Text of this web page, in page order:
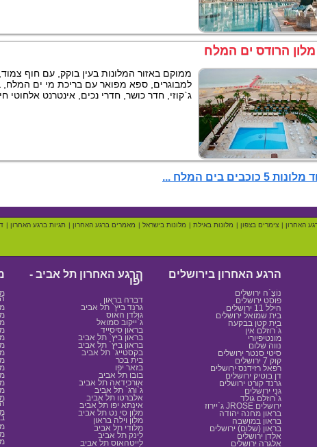
מלון הרודס ים המלח
ממוקם באזור המלונות בעין בוקק, עם חוף
למבוגרים, ספא מפואר עם בריכת מי ים המלח,
ג`קוזי, חדר כושר, חדרי נכים, אינטרנט אלחוטי
5 כוכבים בים המלח ...
האחרון | צימרים בצפון | מלונות באילת | מלונות בישראל | מאמרים ברגע האחרון | תגיות ברגע האחרון |
הרגע האחרון בירושלים
נוֹצֶ`ה ירושלים
פוסט ירושלים
הילל 11 ירושלים
בית שמואל ירושלים
בית קטן בבקעה
ג`רוזלם אין
מונטיפיורי
נווה שלום
סיטי סנטר ירושלים
קוק 7 ירושלים
רפאל רזידנס ירושלים
דן בוטיק ירושלים
גרנד קורט ירושלים
גני ירושלים
ג`רוזלם גולד
ג`יירוז JROSE ירושלים
בראון מחנה יהודה
בראון במושבה
בראון (שלום) ירושלים
אלדן ירושלים
אלגרה ירושלים
הרגע האחרון תל אביב -
יפו
דברה בראון
גרנד ביץ` תל אביב
גולדן האוס
ג`ייקוב סמואל
בראון סיסייד
בראון ביץ` תל אביב
בראון ביץ` תל אביב
בקסטייג` תל אביב
בית בכר
בזאר יפו
בובו תל אביב
אורכידאה תל אביב
ג`ורג` תל אביב
אלברטו תל אביב
אינתא יפו תל אביב
מלון סי נט תל אביב
מלון וילה בראון
מלודי תל אביב
לינק תל אביב
לייטהאוס תל אביב